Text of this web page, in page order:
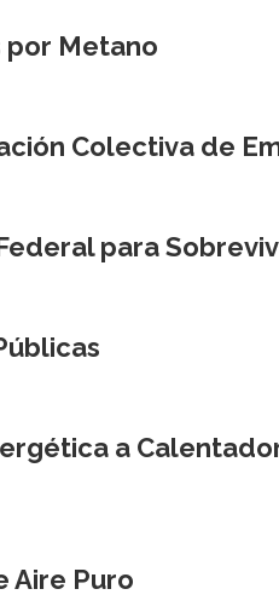
por Metano
Colectiva de
para
a
Aire Puro